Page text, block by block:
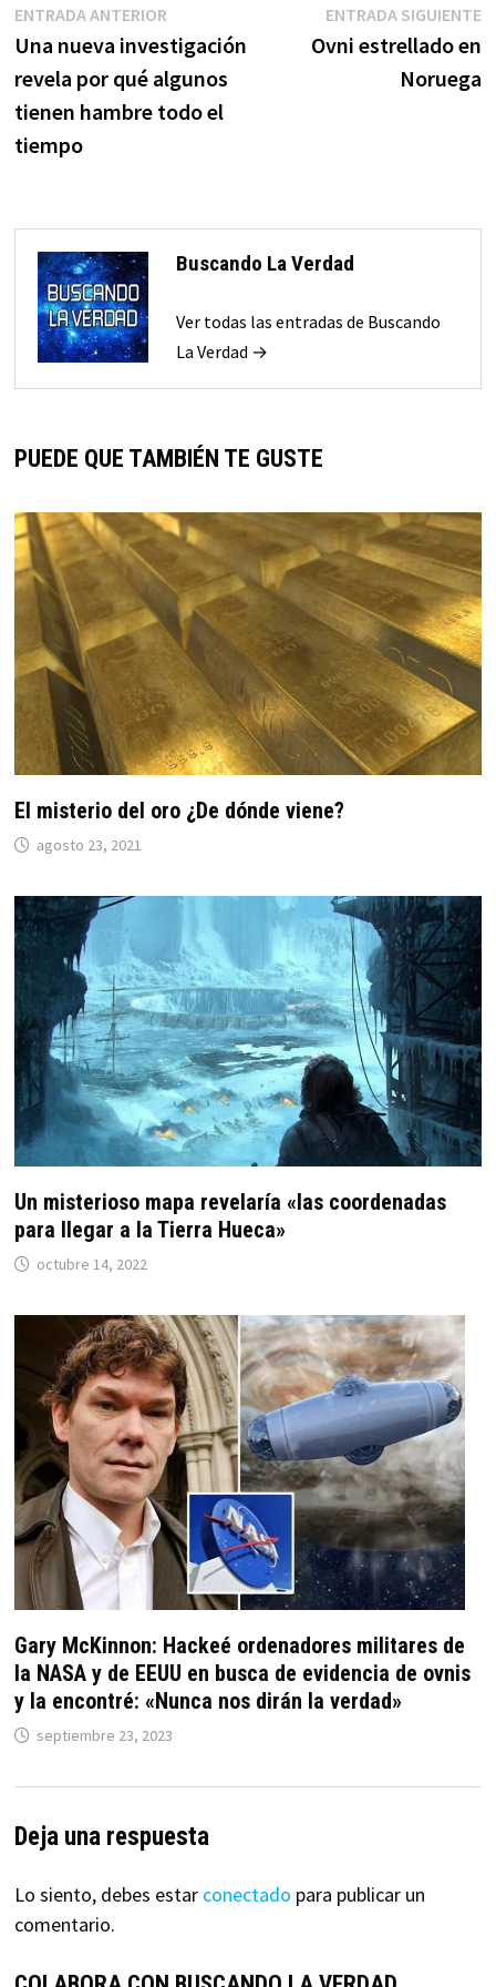
Navegación
de
entradas
ENTRADA ANTERIOREntrada
anterior:
Una nueva investigación
revela por qué algunos
tienen hambre todo el
tiempo
ENTRADA SIGUIENTE
Ovni estrellado en
Noruega
Buscando La Verdad
Ver todas las entradas de Buscando
La Verdad →
PUEDE QUE TAMBIÉN TE GUSTE
El misterio del oro ¿De dónde viene?
agosto 23, 2021
Un misterioso mapa revelaría «las coordenadas
para llegar a la Tierra Hueca»
octubre 14, 2022
Gary McKinnon: Hackeé ordenadores militares de
la NASA y de EEUU en busca de evidencia de ovnis
y la encontré: «Nunca nos dirán la verdad»
septiembre 23, 2023
Deja una respuesta
Lo siento, debes estar conectado para publicar un
comentario.